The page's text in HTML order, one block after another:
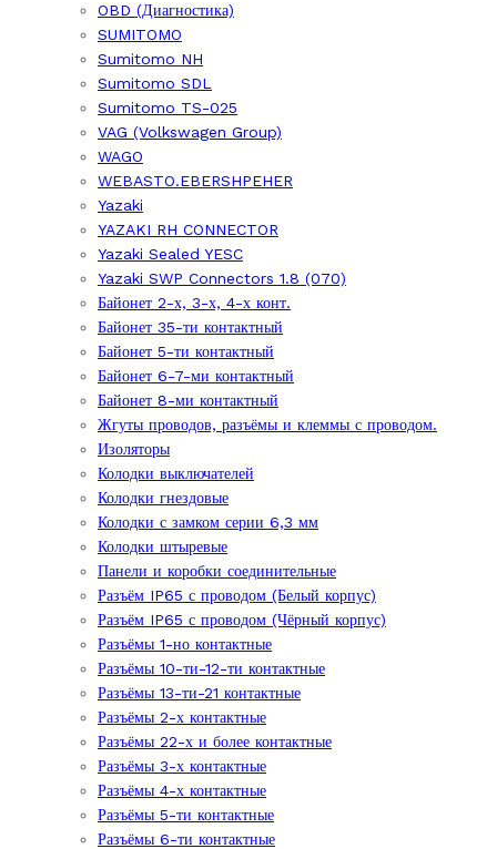
OBD (Диагностика)
SUMITOMO
Sumitomo NH
Sumitomo SDL
Sumitomo TS-025
VAG (Volkswagen Group)
WAGO
WEBASTO.EBERSHPEHER
Yazaki
YAZAKI RH CONNECTOR
Yazaki Sealed YESC
Yazaki SWP Connectors 1.8 (070)
Байонет 2-х, 3-х, 4-х конт.
Байонет 35-ти контактный
Байонет 5-ти контактный
Байонет 6-7-ми контактный
Байонет 8-ми контактный
Жгуты проводов, разъёмы и клеммы с проводом.
Изоляторы
Колодки выключателей
Колодки гнездовые
Колодки с замком серии 6,3 мм
Колодки штыревые
Панели и коробки соединительные
Разъём IP65 с проводом (Белый корпус)
Разъём IP65 с проводом (Чёрный корпус)
Разъёмы 1-но контактные
Разъёмы 10-ти-12-ти контактные
Разъёмы 13-ти-21 контактные
Разъёмы 2-х контактные
Разъёмы 22-х и более контактные
Разъёмы 3-х контактные
Разъёмы 4-х контактные
Разъёмы 5-ти контактные
Разъёмы 6-ти контактные